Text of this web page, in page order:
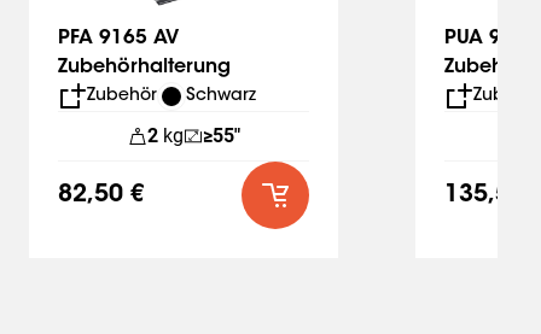
PFA 9165 AV
Zubehörhalterung
Zubehör Schwarz
2 kg ≥55"
82,50 €
PUA
24xx/
135,50